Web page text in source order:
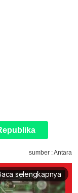
sumber : Antara
selengkapnya